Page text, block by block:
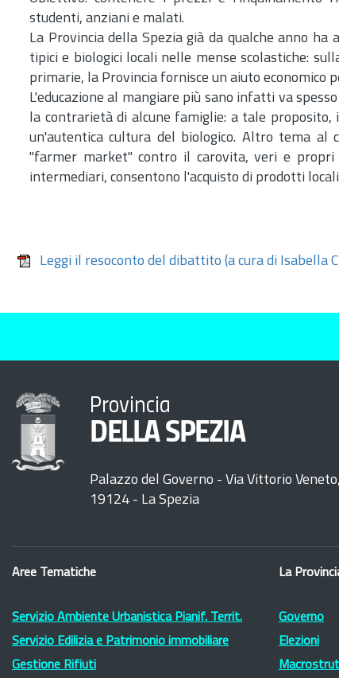
studenti, anziani e malati.
La Provincia della Spezia già da qualche anno
tipici e biologici locali nelle mense scolastiche:
primarie, la Provincia fornisce un aiuto economico
L'educazione al mangiare più sano infatti va
la contrarietà di alcune famiglie: a tale
un'autentica cultura del biologico. Altro tema
"farmer market" contro il carovita, veri e
intermediari, consentono l'acquisto di prodotti
Leggi il resoconto del dibattito (a cura di Isabella
Provincia
DELLA SPEZIA
Palazzo del Governo - Via Vittorio
19124 - La Spezia
Aree Tematiche
Servizio Ambiente Urbanistica Pianif. Territ.
Servizio Edilizia e Patrimonio immobiliare
Gestione Rifiuti
La
Governo
Elezioni